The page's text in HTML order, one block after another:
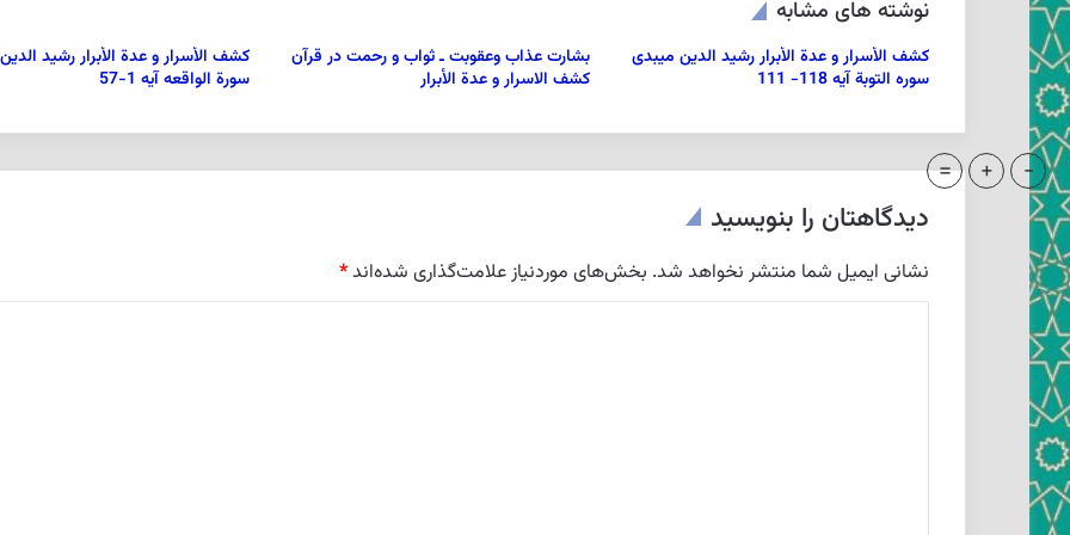
نوشته های مشابه
كشف الأسرار و عدة الأبرار رشيد الدين ميبدى
سوره التوبة آیه 118- 111
بشارت عذاب وعقوبت ـ ثواب و رحمت در قرآن
كشف الاسرار و عدة الأبرار
كشف الأسرار و عدة الأبرار رشيد
سورة الواقعه آیه 1-57
دیدگاهتان را بنویسید
نشانی ایمیل شما منتشر نخواهد شد. بخش‌های موردنیاز علامت‌گذاری شده‌اند*
-
+
=